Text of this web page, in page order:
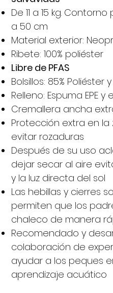
De 11 a 15 kg.
a 50 cm
Material exterior:
Ribete: 100% poliéster
Libre de PFAS
Bolsillos: 85% Poliéster
Relleno: Espuma EPE y
Cremallera ancha
Protección extra en la
evitar rozaduras
Después de su uso
dejar secar al aire
y la luz directa del sol
Las hebillas y cierres
permiten que los
chaleco de manera
Recomendado y
colaboración de
ayudar a los peques
aprendizaje acuático